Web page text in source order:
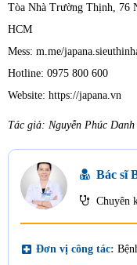
Tòa Nhà Trường Thịnh, 76
HCM
Mess: m.me/
Hotline: 0975 800 600
Website: https://japana.vn
Tác giả: Nguyễn Phúc Danh
Bác sĩ
Chuyên
local_hospital Đơn vị công tác: